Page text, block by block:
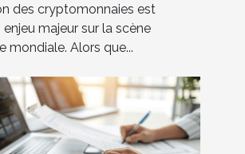
des cryptomonnaies est
majeur sur la scène
mondiale. Alors que...